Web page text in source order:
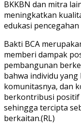
BKKBN dan mitra
meningkatkan
edukasi
Bakti BCA
memberi dampak
pembangunan
bahwa individu
komunitasnya, dan
berkontribusi positif
sehingga tercipta
berkaitan.(RL)